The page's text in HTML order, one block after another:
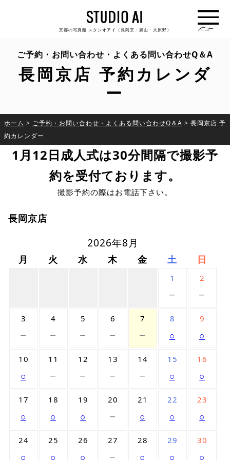
京都の写真館 スタジオアイ（長岡京・嵐山・大原野）
ご予約・お問い合わせ・よくある問い合わせQ＆A
長岡京店 予約カレンダ
ー
ホーム > ご予約・お問い合わせ・よくある問い合わせQ＆A > 長岡京店 予
約カレンダー
1月12日成人式は30分間隔で撮影予
約を受付ております。
撮影予約の際はお電話下さい。
長岡京店
2026年8月
月 火 水 木 金 土 日
1
－
2
－
3
－
4
－
5
－
6
－
7
－
8
○
9
○
10
○
11
－
12
－
13
－
14
－
15
○
16
○
17
○
18
○
19
○
20
－
21
○
22
○
23
○
24
○
25
○
26
○
27
－
28
○
29
○
30
○